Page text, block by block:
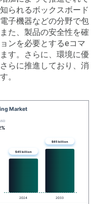
られるボックスボード
子機器などの分野で包
た、製品の安全性を確
ンを必要とするeコマ
す。さらに、環境に優
らに推進しており、消
。